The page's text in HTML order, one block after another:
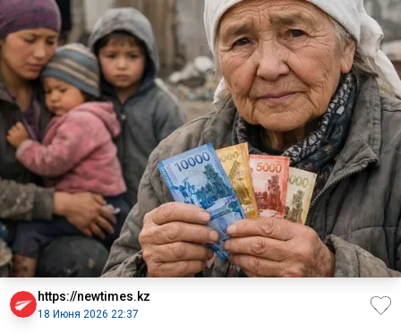
https://newtimes.kz
18 Июня 2026 22:37